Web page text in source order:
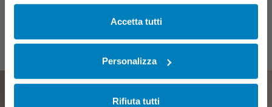
cliccando su Impostazioni dei cookie. Ulteriori
informazioni sono disponibili nellaCookie Policy
nella
Accetta tutti
Personalizza
Rifiuta tutti
Mellin al tuo fianco